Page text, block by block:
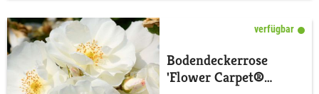
verfügbar
Bodendeckerrose
'Flower Carpet®